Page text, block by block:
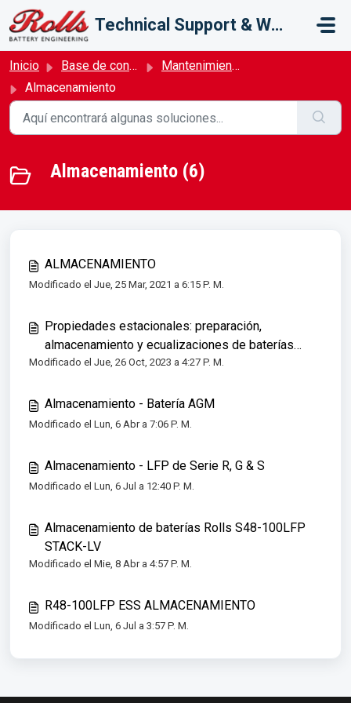
Saltar al contenido principal
Technical Support & Warranty
Inicio Base de conocimientos
Mantenimiento y Almacenamiento
Almacenamiento
Almacenamiento (6)
ALMACENAMIENTO
Modificado el Jue, 25 Mar, 2021 a 6:15 P. M.
Propiedades estacionales: preparación,
almacenamiento y ecualizaciones de baterías
inundadas
Modificado el Jue, 26 Oct, 2023 a 4:27 P. M.
Almacenamiento - Batería AGM
Modificado el Lun, 6 Abr a 7:06 P. M.
Almacenamiento - LFP de Serie R, G & S
Modificado el Lun, 6 Jul a 12:40 P. M.
Almacenamiento de baterías Rolls S48-100LFP
STACK-LV
Modificado el Mie, 8 Abr a 4:57 P. M.
R48-100LFP ESS ALMACENAMIENTO
Modificado el Lun, 6 Jul a 3:57 P. M.